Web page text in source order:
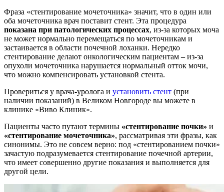
Фраза «стентирование мочеточника» значит, что в один или
оба мочеточника врач поставит стент. Эта процедура
показана при патологических процессах, из-за которых моча
не может нормально перемещаться по мочеточникам и
застаивается в области почечной лоханки. Нередко
стентирование делают онкологическим пациентам – из-за
опухоли мочеточника нарушается нормальный отток мочи,
что можно компенсировать установкой стента.
Провериться у врача-уролога и установить стент (при
наличии показаний) в Великом Новгороде вы можете в
клинике «Виво Клиник».
Пациенты часто путают термины «стентирование почки» и
«стентирование мочеточника», рассматривая эти фразы, как
синонимы. Это не совсем верно: под «стентированием почки»
зачастую подразумевается стентирование почечной артерии,
что имеет совершенно другие показания и выполняется для
другой цели.